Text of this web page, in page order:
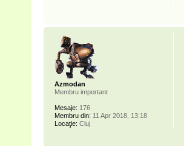
Azmodan
Membru important
Mesaje: 176
Membru din: 11 Apr 2018, 13:18
Locaţie: Cluj